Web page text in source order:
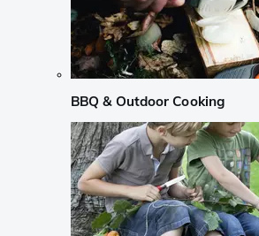
BBQ & Outdoor Cooking